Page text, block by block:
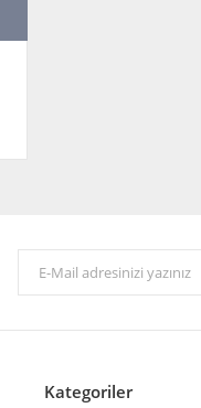
Kategoriler